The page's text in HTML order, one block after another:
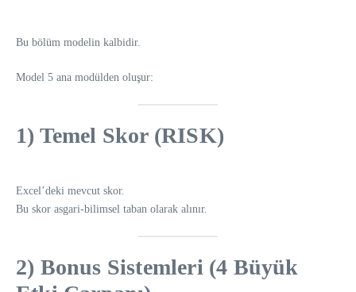
Bu bölüm modelin kalbidir.
Model 5 ana modülden oluşur:
1) Temel Skor (RISK)
Excel’deki mevcut skor.
Bu skor asgari-bilimsel taban olarak alınır.
2) Bonus Sistemleri (4 Büyük